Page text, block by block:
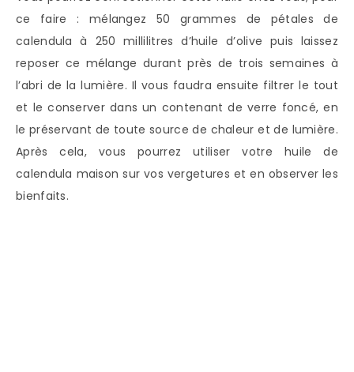
ce faire : mélangez 50 grammes de pétales de
calendula à 250 millilitres d’huile d’olive puis laissez
reposer ce mélange durant près de trois semaines à
l’abri de la lumière. Il vous faudra ensuite filtrer le tout
et le conserver dans un contenant de verre foncé, en
le préservant de toute source de chaleur et de lumière.
Après cela, vous pourrez utiliser votre huile de
calendula maison sur vos vergetures et en observer les
bienfaits.